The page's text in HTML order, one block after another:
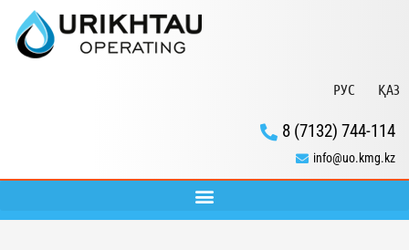
РУС ҚАЗ
8 (7132) 744-114
info@uo.kmg.kz